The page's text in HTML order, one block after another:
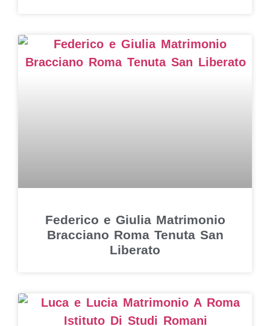
Federico e Giulia Matrimonio
Bracciano Roma Tenuta San
Liberato